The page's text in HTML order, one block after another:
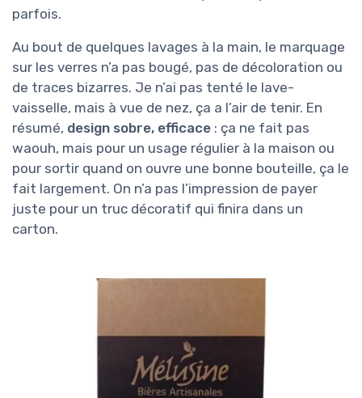
parfois.
Au bout de quelques lavages à la main, le marquage
sur les verres n’a pas bougé, pas de décoloration ou
de traces bizarres. Je n’ai pas tenté le lave-
vaisselle, mais à vue de nez, ça a l’air de tenir. En
résumé, design sobre, efficace : ça ne fait pas
waouh, mais pour un usage régulier à la maison ou
pour sortir quand on ouvre une bonne bouteille, ça le
fait largement. On n’a pas l’impression de payer
juste pour un truc décoratif qui finira dans un
carton.